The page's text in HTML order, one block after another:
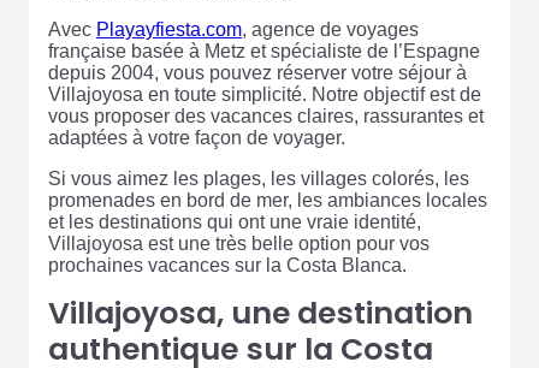
Avec Playayfiesta.com, agence de voyages
française basée à Metz et spécialiste de l’Espagne
depuis 2004, vous pouvez réserver votre séjour à
Villajoyosa en toute simplicité. Notre objectif est de
vous proposer des vacances claires, rassurantes et
adaptées à votre façon de voyager.
Si vous aimez les plages, les villages colorés, les
promenades en bord de mer, les ambiances locales
et les destinations qui ont une vraie identité,
Villajoyosa est une très belle option pour vos
prochaines vacances sur la Costa Blanca.
Villajoyosa, une destination
authentique sur la Costa